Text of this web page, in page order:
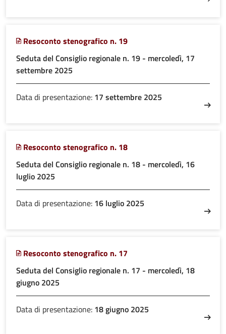
Resoconto stenografico n. 19
Seduta del Consiglio regionale n. 19 - mercoledì, 17
settembre 2025
Data di presentazione: 17 settembre 2025
Resoconto stenografico n. 18
Seduta del Consiglio regionale n. 18 - mercoledì, 16
luglio 2025
Data di presentazione: 16 luglio 2025
Resoconto stenografico n. 17
Seduta del Consiglio regionale n. 17 - mercoledì, 18
giugno 2025
Data di presentazione: 18 giugno 2025